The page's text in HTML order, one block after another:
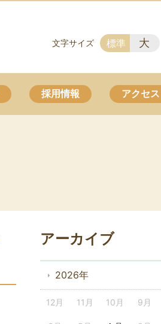
採用情報 アクセ
文字サイズ 標準 大
アーカイブ
2026年
12月 11月 10月 9月